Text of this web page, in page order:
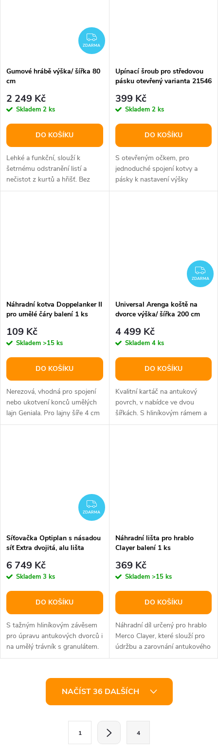
ZDARMA
ZDARMA
Gumové hrábě výška/ šířka 80
cm
2 249 Kč
Skladem 2 ks
DO KOŠÍKU
Lehké a funkční, slouží k
šetrnému odstranění listí a
nečistot z kurtů a hřišť. Bez
násady.
Upínací šroub pro středovou
pásku otevřený varianta 21546
399 Kč
Skladem 2 ks
DO KOŠÍKU
S otevřeným očkem, pro
jednoduché spojení kotvy a
pásky k nastavení výšky
tenisové sítě.
Náhradní kotva Doppelanker II
pro umělé čáry balení 1 ks
109 Kč
Skladem >15 ks
DO KOŠÍKU
Nerezová, vhodná pro spojení
nebo ukotvení konců umělých
lajn Geniala. Pro lajny šíře 4 cm
a 5 cm.
ZDARMA
Universal Arenga koště na
dvorce výška/ šířka 200 cm
4 499 Kč
Skladem 4 ks
DO KOŠÍKU
Kvalitní kartáč na antukový
povrch, v nabídce ve dvou
šířkách. S hliníkovým rámem a
rukojetí.
ZDARMA
ZDARMA
Síťovačka Optiplan s násadou
síť Extra dvojitá, alu lišta
6 749 Kč
Skladem 3 ks
DO KOŠÍKU
S tažným hliníkovým závěsem
pro úpravu antukových dvorců i
na umělý trávník s granulátem.
Náhradní lišta pro hrablo
Clayer balení 1 ks
369 Kč
Skladem >15 ks
DO KOŠÍKU
Náhradní díl určený pro hrablo
Merco Clayer, které slouží pro
údržbu a zarovnání antukového
povrchu.
NAČÍST 36 DALŠÍCH
1 4